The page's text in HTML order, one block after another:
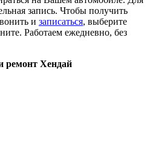
запись. Чтобы получить
и записаться, выберите
Работаем ежедневно, без
ремонт Хендай